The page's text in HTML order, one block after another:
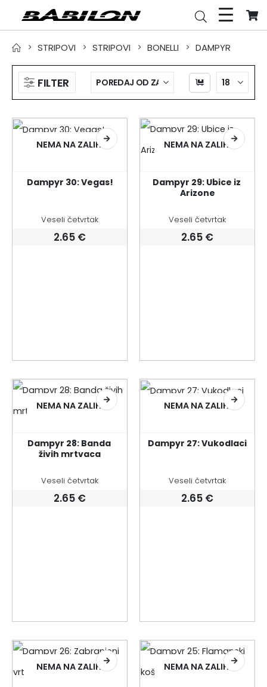
STRIPOVI STRIPOVI BONELLI DAMPYR
FILTER
NEMA NA ZALIHI
Dampyr 30: Vegas!
Veseli četvrtak
2.65 €
NEMA NA ZALIHI
Dampyr 29: Ubice iz
Arizone
Veseli četvrtak
2.65 €
NEMA NA ZALIHI
Dampyr 28: Banda
živih mrtvaca
Veseli četvrtak
2.65 €
NEMA NA ZALIHI
Dampyr 27: Vukodlaci
Veseli četvrtak
2.65 €
NEMA NA ZALIHI NEMA NA ZALIHI